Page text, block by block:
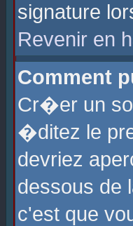
signature
Revenir en
Comment
Cr�er un
�ditez le
devriez
dessous de
c'est que